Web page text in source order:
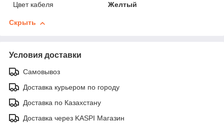
Цвет кабеля
Желтый
Скрыть
Условия доставки
Самовывоз
Доставка курьером по городу
Доставка по Казахстану
Доставка через KASPI Магазин